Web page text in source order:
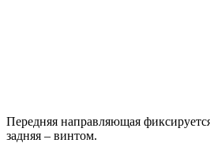
Передняя направляющая
задняя – винтом.